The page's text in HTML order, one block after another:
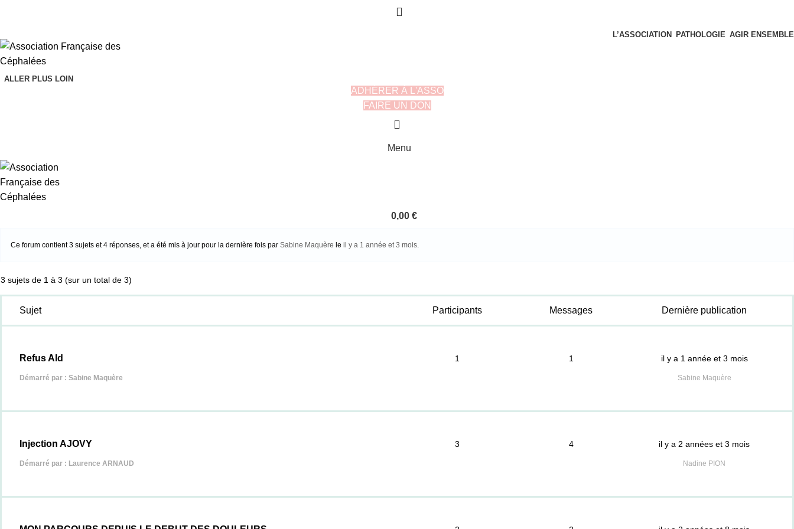
L’ASSOCIATION PATHOLOGIE AGIR ENSEMBLE
ALLER PLUS LOIN
ADHÉRER À L'ASSO
FAIRE UN DON
Menu
0,00 €
Ce forum contient 3 sujets et 4 réponses, et a été mis à jour pour la dernière fois par Sabine Maquère le il y a 1 année et 3 mois.
3 sujets de 1 à 3 (sur un total de 3)
Sujet Participants Messages Dernière publication
Refus Ald
Démarré par : Sabine Maquère
1 1 il y a 1 année et 3 mois
Sabine Maquère
Injection AJOVY
Démarré par : Laurence ARNAUD
3 4 il y a 2 années et 3 mois
Nadine PION